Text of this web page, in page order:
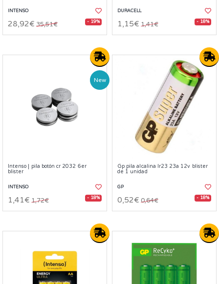
INTENSO
28,92€ 35,51€ - 19%
DURACELL
1,15€ 1,41€ - 18%
New
Intenso | pila botón cr 2032 6er
blister
INTENSO
1,41€ 1,72€ - 18%
Gp pila alcalina lr23 23a 12v blister
de 1 unidad
GP
0,52€ 0,64€ - 18%